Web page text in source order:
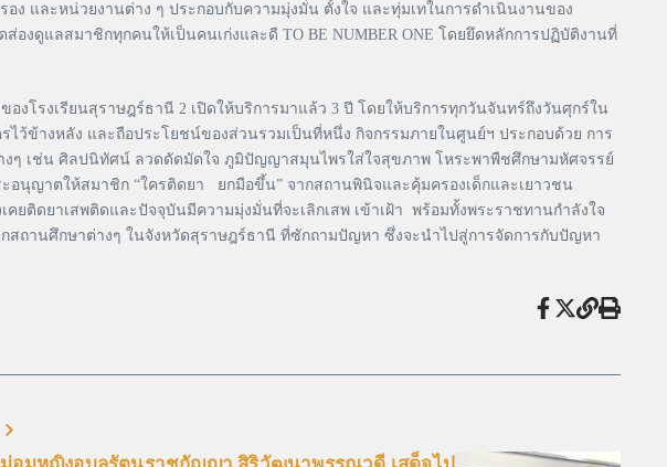
และหน่วยงานต่าง ๆ ประกอบกับความมุ่งมั่น ตั้งใจ และทุ่มเทในการดำเนินงานของ
องดูแลสมาชิกทุกคนให้เป็นคนเก่งและดี TO BE NUMBER ONE โดยยึดหลักการปฏิบัติงานที่
องโรงเรียนสุราษฎร์ธานี 2 เปิดให้บริการมาแล้ว 3 ปี โดยให้บริการทุกวันจันทร์ถึงวันศุกร์ใน
ว้ข้างหลัง และถือประโยชน์ของส่วนรวมเป็นที่หนึ่ง กิจกรรมภายในศูนย์ฯ ประกอบด้วย การ
งๆ เช่น ศิลปนิทัศน์ ลวดดัดมัดใจ ภูมิปัญญาสมุนไพรใส่ใจสุขภาพ โหระพาพืชศึกษามหัศจรรย์
ญาตให้สมาชิก “ใครติดยา ยกมือขึ้น” จากสถานพินิจและคุ้มครองเด็กและเยาวชน
ติดยาเสพติดและปัจจุบันมีความมุ่งมั่นที่จะเลิกเสพ เข้าเฝ้า พร้อมทั้งพระราชทานกำลังใจ
สถานศึกษาต่างๆ ในจังหวัดสุราษฎร์ธานี ที่ซักถามปัญหา ซึ่งจะนำไปสู่การจัดการกับปัญหา